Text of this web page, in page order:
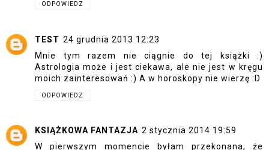
ODPOWIEDZ
TEST 24 grudnia 2013 12:23
Mnie tym razem nie ciągnie do tej książki :)
Astrologia może i jest ciekawa, ale nie jest w kręgu
moich zainteresowań :) A w horoskopy nie wierzę :D
ODPOWIEDZ
KSIĄŻKOWA FANTAZJA 2 stycznia 2014 19:59
W pierwszym momencie byłam przekonana, że